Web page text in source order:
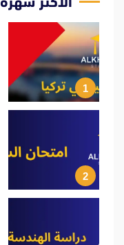
1
2